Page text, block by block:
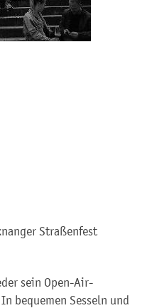
Straßenfest
sein Open-Air-
bequemen Sesseln und